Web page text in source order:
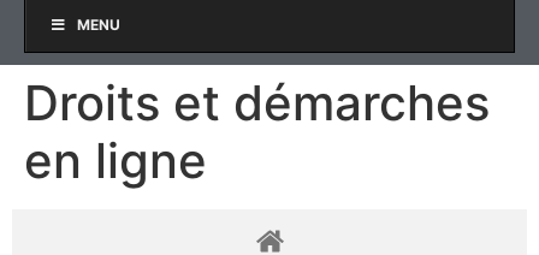
MENU
Droits et démarches
en ligne